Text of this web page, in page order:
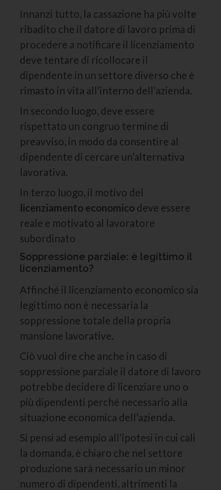
Innanzi tutto, la cassazione ha più volte
ribadito che il datore di lavoro prima di
procedere a notificare il licenziamento
deve tentare di ricollocare il
dipendente in un settore diverso che è
rimasto in vita all’interno dell’azienda.
In secondo luogo, deve essere
rispettato un congruo termine di
preavviso, in modo da consentire al
dipendente di cercare un’alternativa
lavorativa.
In terzo luogo, il motivo del
licenziamento economico deve essere
reale e motivato al lavoratore
subordinato
Soppressione parziale: è legittimo il
licenziamento?
Affinché il licenziamento economico sia
legittimo non è necessaria la
soppressione totale della propria
mansione lavorative.
Ciò vuol dire che anche in caso di
soppressione parziale il datore di lavoro
potrebbe decidere di licenziare uno o
più dipendenti perché necessario alla
situazione economica dell’azienda.
Si pensi ad esempio all’ipotesi in cui cali
la domanda, è chiaro che nel settore
produzione sarà necessario un minor
numero di dipendenti, altrimenti la